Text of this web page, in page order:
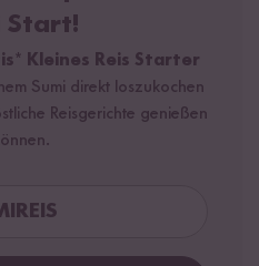
Start!
Kleines Reis Starter
Sumi direkt loszukochen
Reisgerichte genießen